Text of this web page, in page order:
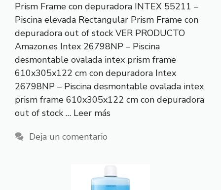
Prism Frame con depuradora INTEX 55211 –
Piscina elevada Rectangular Prism Frame con
depuradora out of stock VER PRODUCTO
Amazon.es Intex 26798NP – Piscina
desmontable ovalada intex prism frame
610x305x122 cm con depuradora Intex
26798NP – Piscina desmontable ovalada intex
prism frame 610x305x122 cm con depuradora
out of stock … Leer más
Deja un comentario